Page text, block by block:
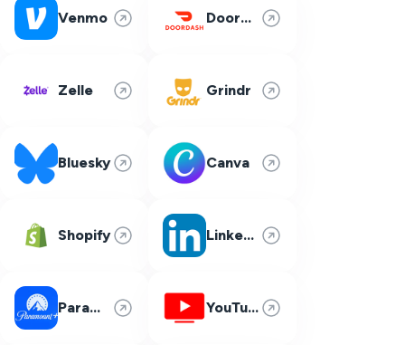
Venmo DoorDash
Zelle Grindr
Bluesky Canva
Shopify LinkedIn
Paramount Plus YouTube TV